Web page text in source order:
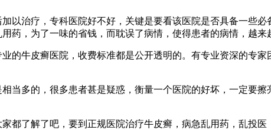
以治疗，专科医院好不好，关键是要看该医院是否具备一些
药，为了一味的省钱，而耽误了病情，使得患者的病情，越来
的牛皮癣医院，收费标准都是公开透明的。有专业资深的专
当多的，很多患者甚是疑惑，衡量一个医院的好坏，一定要
了解了吧，要到正规医院治疗牛皮癣，病急乱用药，乱投医